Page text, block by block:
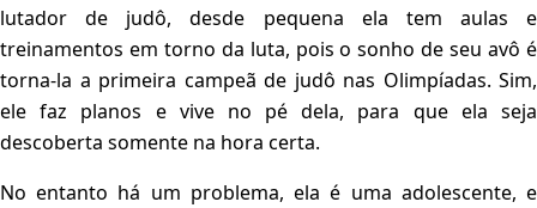
lutador de judô, desde pequena ela tem aulas e
treinamentos em torno da luta, pois o sonho de seu avô é
torna-la a primeira campeã de judô nas Olimpíadas. Sim,
ele faz planos e vive no pé dela, para que ela seja
descoberta somente na hora certa.
No entanto há um problema, ela é uma adolescente, e